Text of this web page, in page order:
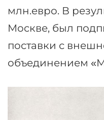
млн.евро. В
Москве, был
поставки с
объединением